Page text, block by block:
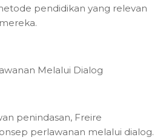
pendidikan yang relevan
Melalui Dialog
penindasan, Freire
perlawanan melalui dialog.